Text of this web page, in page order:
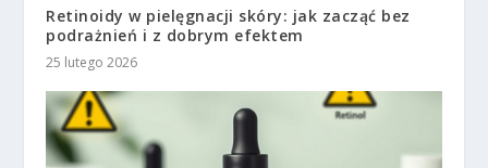
Retinoidy w pielęgnacji skóry: jak zacząć bez
podrażnień i z dobrym efektem
25 lutego 2026